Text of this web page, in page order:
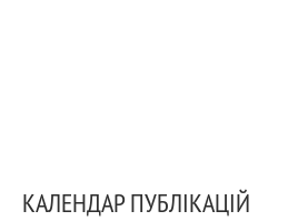
КАЛЕНДАР ПУБЛІКАЦІЙ